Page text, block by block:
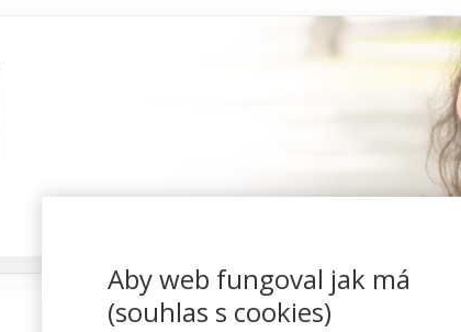
Aby web fungoval jak má
(souhlas s cookies)